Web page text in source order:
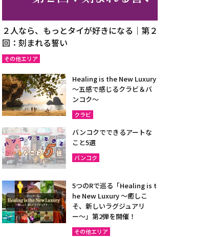
２人なら、もっとタイが好きになる｜第２
回：刻まれる誓い
その他エリア
Healing is the New Luxury
～五感で感じるクラビ＆バ
ンコク～
クラビ
バンコクでできるアートな
こと5選
バンコク
5つのRで巡る「Healing is t
he New Luxury ～癒しこ
そ、新しいラグジュアリ
ー〜」第2弾を開催！
その他エリア